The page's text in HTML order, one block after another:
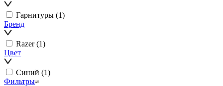
Гарнитуры (1)
Бренд
Razer (1)
Цвет
Синий (1)
Фильтры